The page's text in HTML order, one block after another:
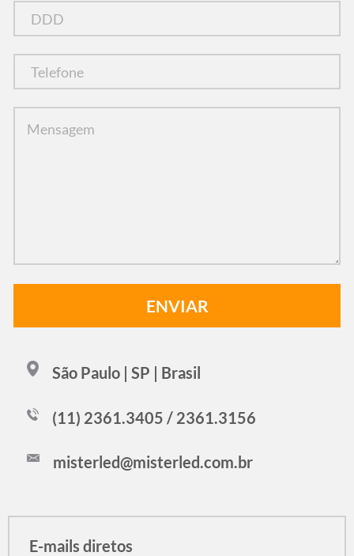
São Paulo | SP | Brasil
(11) 2361.3405 / 2361.3156
misterled@misterled.com.br
E-mails diretos